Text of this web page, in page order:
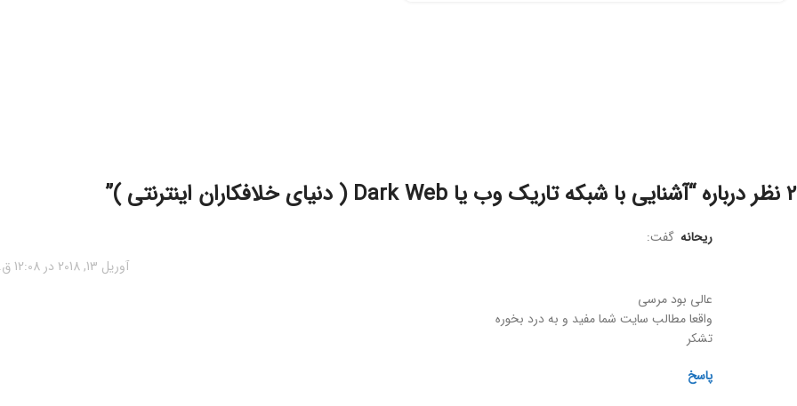
آشنایی با شبکه تاریک وب یا Dark Web ( دنیای خلافکاران اینترنتی ) ”
ریحانه گفت:
آوریل 13, 2018 در 12:08 ق.ظ
عالی بود مرسی
واقعا مطالب سایت شما مفید و به درد بخوره
تشکر
پاسخ